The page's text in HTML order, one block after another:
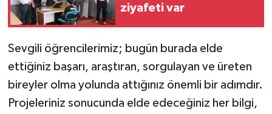
ziyafeti var
Sevgili öğrencilerimiz; bugün burada elde
ettiğiniz başarı, araştıran, sorgulayan ve üreten
bireyler olma yolunda attığınız önemli bir adımdır.
Projeleriniz sonucunda elde edeceğiniz her bilgi,